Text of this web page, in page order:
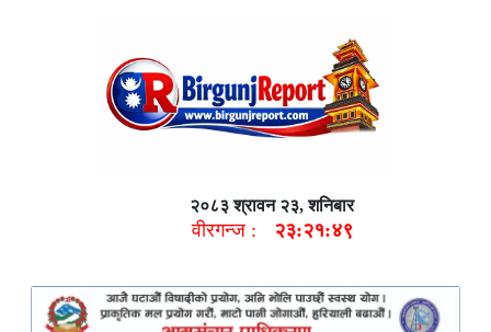
२०८३ श्रावन २३, शनिबार
वीरगन्ज : २३:२१:५०